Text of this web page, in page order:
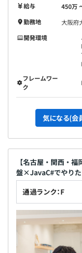
給与
450万
勤務地
大阪府
開発環境
フレームワー
ク
気になる(会
【名古屋・関西・
盤×JavaC#でやり
通過ランク：F